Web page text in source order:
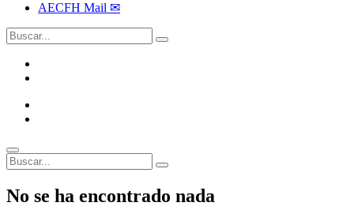
AECFH Mail ✉
Buscar:
Buscar
Buscar:
Superposición
del
No se ha encontrado nada